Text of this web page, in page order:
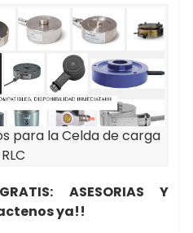
para la Celda de carga
GRATIS: ASESORIAS Y
ya!!